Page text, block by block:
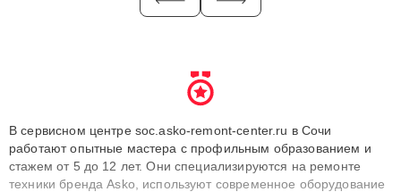
В сервисном центре soc.asko-remont-center.ru в Сочи
работают опытные мастера с профильным образованием и
стажем от 5 до 12 лет. Они специализируются на ремонте
техники бренда Asko, используют современное оборудование